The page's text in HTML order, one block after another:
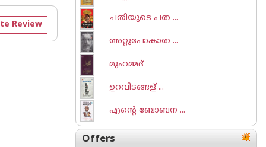
Review
ചതിയുടെ പത ...
അറ്റുപോകാത ...
മുഹമ്മദ്
ഉറവിടങ്ങള് ...
എന്റെ ബോബന ...
Offers